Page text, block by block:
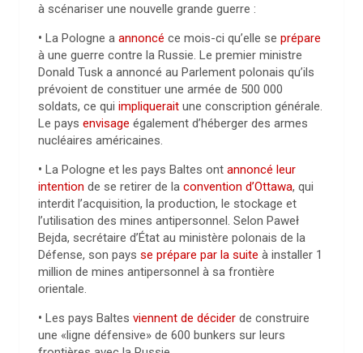
à scénariser une nouvelle grande guerre :
• La Pologne a annoncé ce mois-ci qu’elle se prépare
à une guerre contre la Russie. Le premier ministre
Donald Tusk a annoncé au Parlement polonais qu’ils
prévoient de constituer une armée de 500 000
soldats, ce qui impliquerait une conscription générale.
Le pays envisage également d’héberger des armes
nucléaires américaines.
• La Pologne et les pays Baltes ont annoncé leur
intention de se retirer de la convention d’Ottawa, qui
interdit l’acquisition, la production, le stockage et
l’utilisation des mines antipersonnel. Selon Paweł
Bejda, secrétaire d’État au ministère polonais de la
Défense, son pays se prépare par la suite à installer 1
million de mines antipersonnel à sa frontière
orientale.
• Les pays Baltes viennent de décider de construire
une «ligne défensive» de 600 bunkers sur leurs